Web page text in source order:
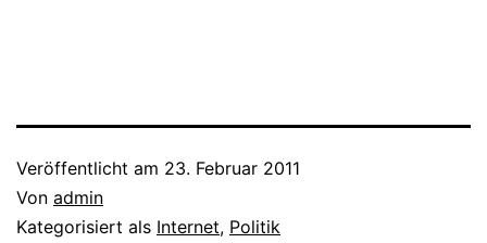
Unmengen von E-Mail-
mit…
Veröffentlicht am 23. Februar 2011
Von admin
Kategorisiert als Internet, Politik